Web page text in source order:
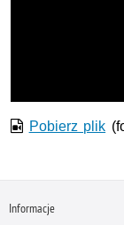
Pobierz plik
Informacje